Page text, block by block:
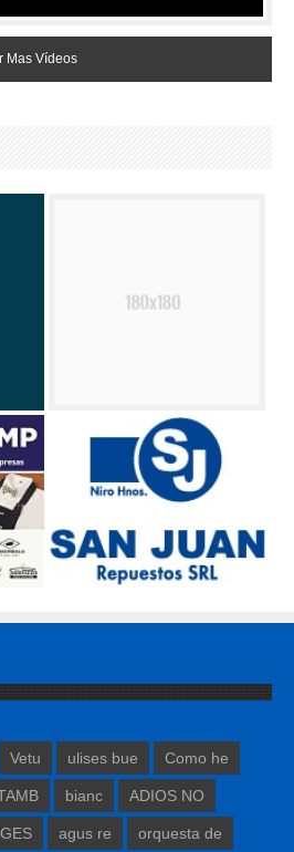
Mas Vídeos
Vetu ulises bue Como he
bianc ADIOS NO
agus re orquesta de